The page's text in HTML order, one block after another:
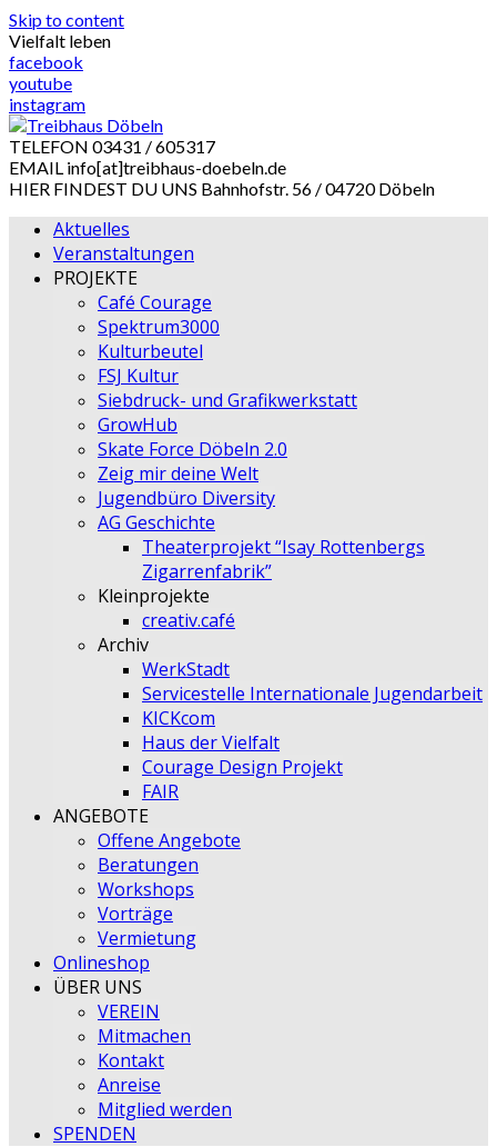
Skip to content
Vielfalt leben
facebook
youtube
instagram
TELEFON 03431 / 605317
EMAIL info[at]treibhaus-doebeln.de
HIER FINDEST DU UNS Bahnhofstr. 56 / 04720 Döbeln
Aktuelles
Veranstaltungen
PROJEKTE
Café Courage
Spektrum3000
Kulturbeutel
FSJ Kultur
Siebdruck- und Grafikwerkstatt
GrowHub
Skate Force Döbeln 2.0
Zeig mir deine Welt
Jugendbüro Diversity
AG Geschichte
Theaterprojekt “Isay Rottenbergs
Zigarrenfabrik”
Kleinprojekte
creativ.café
Archiv
WerkStadt
Servicestelle Internationale Jugendarbeit
KICKcom
Haus der Vielfalt
Courage Design Projekt
FAIR
ANGEBOTE
Offene Angebote
Beratungen
Workshops
Vorträge
Vermietung
Onlineshop
ÜBER UNS
VEREIN
Mitmachen
Kontakt
Anreise
Mitglied werden
SPENDEN